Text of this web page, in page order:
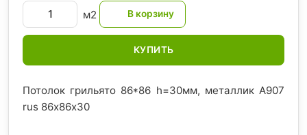
м2
КУПИТЬ
Потолок грильято 86*86 h=30мм, металлик А907
rus 86х86х30